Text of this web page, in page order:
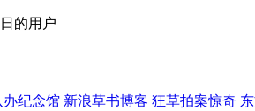
的用户
办纪念馆 新浪草书博客 狂草拍案惊奇